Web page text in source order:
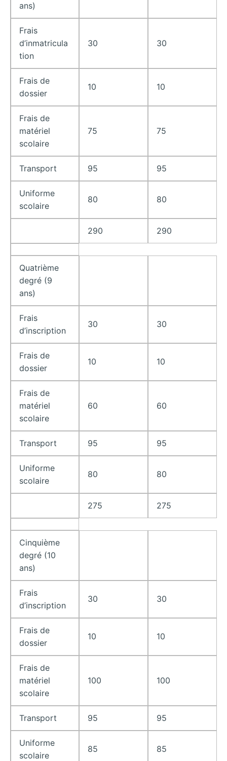
ans)
Frais
d’inmatricula
tion
30 30
Frais de
dossier
10 10
Frais de
matériel
scolaire
75 75
Transport 95 95
Uniforme
scolaire
80 80
290 290
Quatrième
degré (9
ans)
Frais
d’inscription
30 30
Frais de
dossier
10 10
Frais de
matériel
scolaire
60 60
Transport 95 95
Uniforme
scolaire
80 80
275 275
Cinquième
degré (10
ans)
Frais
d’inscription
30 30
Frais de
dossier
10 10
Frais de
matériel
scolaire
100 100
Transport 95 95
Uniforme
scolaire
85 85